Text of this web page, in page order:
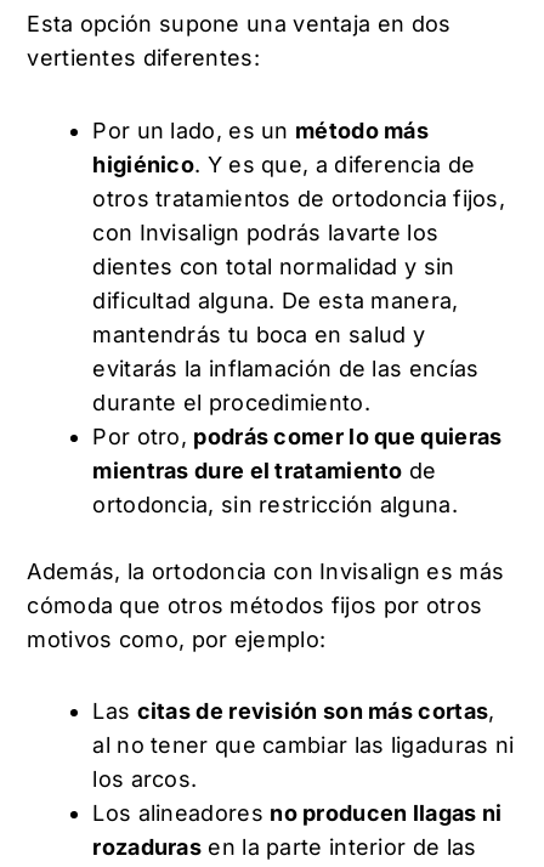
Esta opción supone una ventaja en dos
vertientes diferentes:
Por un lado, es un método más
higiénico. Y es que, a diferencia de
otros tratamientos de ortodoncia fijos,
con Invisalign podrás lavarte los
dientes con total normalidad y sin
dificultad alguna. De esta manera,
mantendrás tu boca en salud y
evitarás la inflamación de las encías
durante el procedimiento.
Por otro, podrás comer lo que quieras
mientras dure el tratamiento de
ortodoncia, sin restricción alguna.
Además, la ortodoncia con Invisalign es más
cómoda que otros métodos fijos por otros
motivos como, por ejemplo:
Las citas de revisión son más cortas,
al no tener que cambiar las ligaduras ni
los arcos.
Los alineadores no producen llagas ni
rozaduras en la parte interior de las